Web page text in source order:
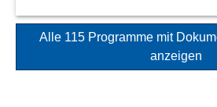
Alle 115 Programme mit
anzeigen